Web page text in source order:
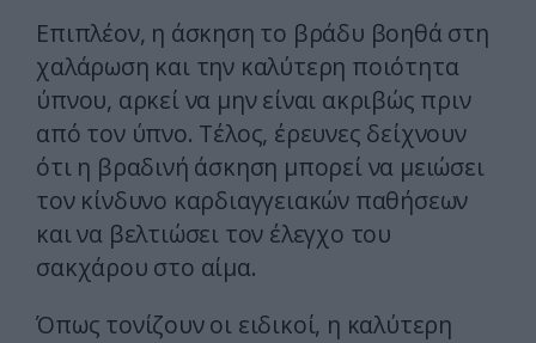
Επιπλέον, η άσκηση το βράδυ βοηθά στη
χαλάρωση και την καλύτερη ποιότητα
ύπνου, αρκεί να μην είναι ακριβώς πριν
από τον ύπνο. Τέλος, έρευνες δείχνουν
ότι η βραδινή άσκηση μπορεί να μειώσει
τον κίνδυνο καρδιαγγειακών παθήσεων
και να βελτιώσει τον έλεγχο του
σακχάρου στο αίμα.
Όπως τονίζουν οι ειδικοί, η καλύτερη